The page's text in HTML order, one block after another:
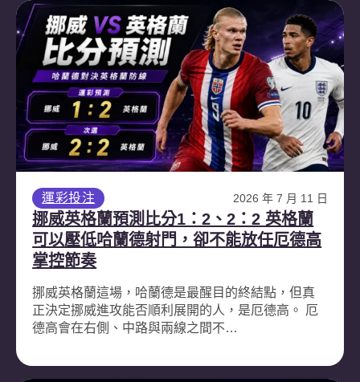
運彩投注 2026 年 7 月 11 日
挪威英格蘭預測比分1：2、2：2 英格蘭
可以壓低哈蘭德射門，卻不能放任厄德高
掌控節奏
挪威英格蘭這場，哈蘭德是最醒目的終結點，但真
正決定挪威進攻能否順利展開的人，是厄德高。 厄
德高會在右側、中路與兩線之間不…